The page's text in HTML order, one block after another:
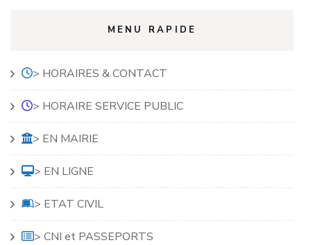
MENU RAPIDE
> HORAIRES & CONTACT
> HORAIRE SERVICE PUBLIC
> EN MAIRIE
> EN LIGNE
> ETAT CIVIL
> CNI et PASSEPORTS